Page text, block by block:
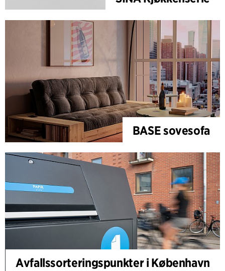
BASE sovesofa
Avfallssorteringspunkter i København